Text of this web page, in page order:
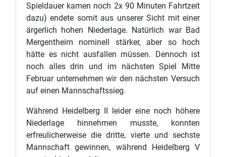
Spieldauer kamen noch 2x 90 Minuten Fahrtzeit
dazu) endete somit aus unserer Sicht mit einer
ärgerlich hohen Niederlage. Natürlich war Bad
Mergentheim nominell stärker, aber so hoch
hätte es nicht ausfallen müssen. Dennoch ist
noch alles drin und im nächsten Spiel Mitte
Februar unternehmen wir den nächsten Versuch
auf einen Mannschaftssieg.
Während Heidelberg II leider eine noch höhere
Niederlage hinnehmen musste, konnten
erfreulicherweise die dritte, vierte und sechste
Mannschaft gewinnen, während Heidelberg V